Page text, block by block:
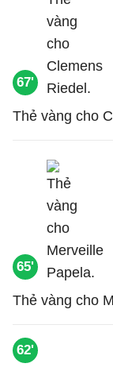
67'
Thẻ vàng cho
65'
Thẻ vàng cho
62'